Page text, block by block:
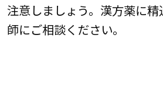
注意しましょう。漢方薬に
師にご相談ください。